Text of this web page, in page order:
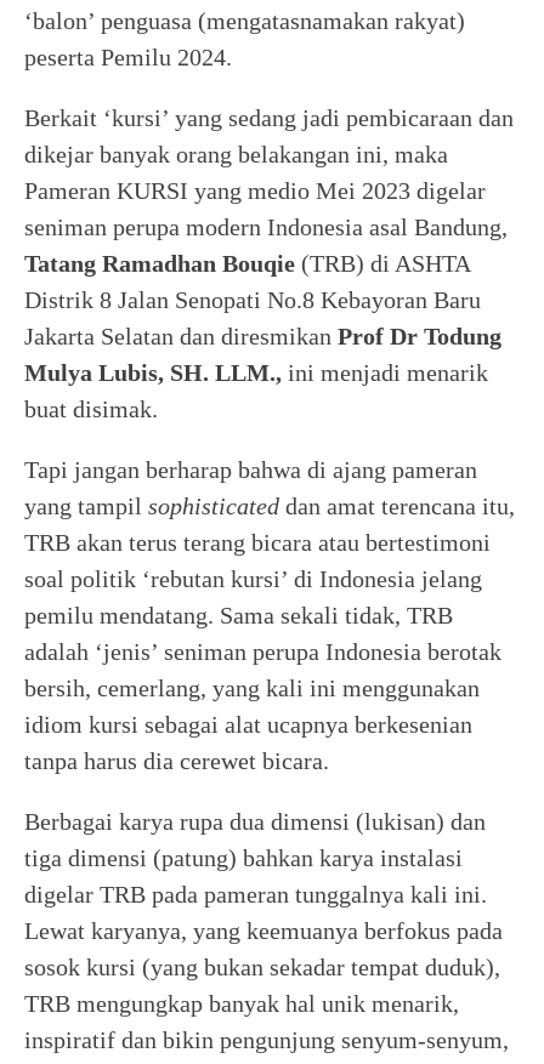
‘balon’ penguasa (mengatasnamakan rakyat)
peserta Pemilu 2024.
Berkait ‘kursi’ yang sedang jadi pembicaraan dan
dikejar banyak orang belakangan ini, maka
Pameran KURSI yang medio Mei 2023 digelar
seniman perupa modern Indonesia asal Bandung,
Tatang Ramadhan Bouqie (TRB) di ASHTA
Distrik 8 Jalan Senopati No.8 Kebayoran Baru
Jakarta Selatan dan diresmikan Prof Dr Todung
Mulya Lubis, SH. LLM., ini menjadi menarik
buat disimak.
Tapi jangan berharap bahwa di ajang pameran
yang tampil sophisticated dan amat terencana itu,
TRB akan terus terang bicara atau bertestimoni
soal politik ‘rebutan kursi’ di Indonesia jelang
pemilu mendatang. Sama sekali tidak, TRB
adalah ‘jenis’ seniman perupa Indonesia berotak
bersih, cemerlang, yang kali ini menggunakan
idiom kursi sebagai alat ucapnya berkesenian
tanpa harus dia cerewet bicara.
Berbagai karya rupa dua dimensi (lukisan) dan
tiga dimensi (patung) bahkan karya instalasi
digelar TRB pada pameran tunggalnya kali ini.
Lewat karyanya, yang keemuanya berfokus pada
sosok kursi (yang bukan sekadar tempat duduk),
TRB mengungkap banyak hal unik menarik,
inspiratif dan bikin pengunjung senyum-senyum,